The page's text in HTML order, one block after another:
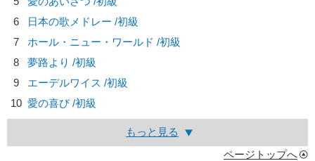
6
日本の歌メドレー /初級
7
ホール・ニュー・ワールド /初級
8
夢路より /初級
9
エーデルワイス /初級
10 愛の喜び /初級
もっと見る
ページトップへ